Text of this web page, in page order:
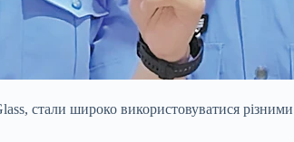
стали широко використовуватися